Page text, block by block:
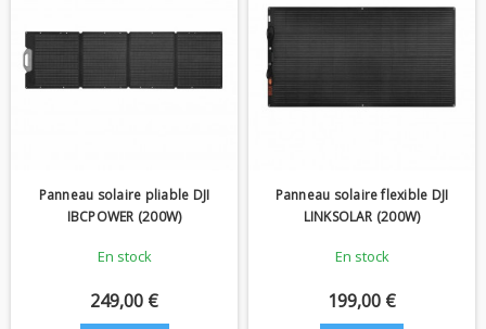
Panneau solaire pliable DJI
IBCPOWER (200W)
En stock
249,00 €
Panneau solaire flexible DJI
LINKSOLAR (200W)
En stock
199,00 €